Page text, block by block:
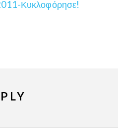
Κυκλοφόρησε!